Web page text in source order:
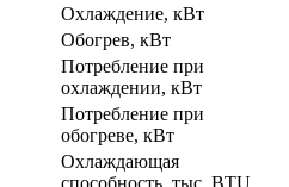
Охлаждение, кВт
Обогрев, кВт
Потребление при
охлаждении, кВт
Потребление при
обогреве, кВт
Охлаждающая
способность, тыс. BTU